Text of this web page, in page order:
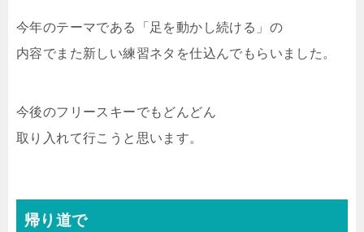
今年のテーマである「足を動かし続ける」の
内容でまた新しい練習ネタを仕込んでもらいました。
今後のフリースキーでもどんどん
取り入れて行こうと思います。
帰り道で